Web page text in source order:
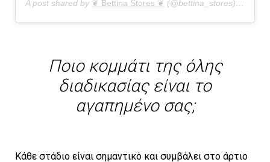
A post shared by ❦ Bettina Stores ❦ (@bettina_stores) on
Ποιο κομμάτι της όλης
διαδικασίας είναι το
αγαπημένο σας;
Κάθε στάδιο είναι σημαντικό και συμβάλει στο άρτιο